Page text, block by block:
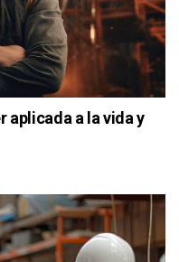
aplicada a la vida y